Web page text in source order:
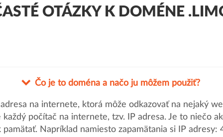
OTÁZKY K DOMÉNE
Čo je to doména a načo ju môžem použiť?
na internete, ktorá môže odkazovať na nejaký
počítač na internete, tzv. IP adresa. Je to niečo
Napríklad namiesto zapamätania si IP adresy: